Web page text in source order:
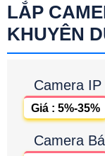
LẮP
KHUYÊN
Camera
Giá : 5%-35%
Camera